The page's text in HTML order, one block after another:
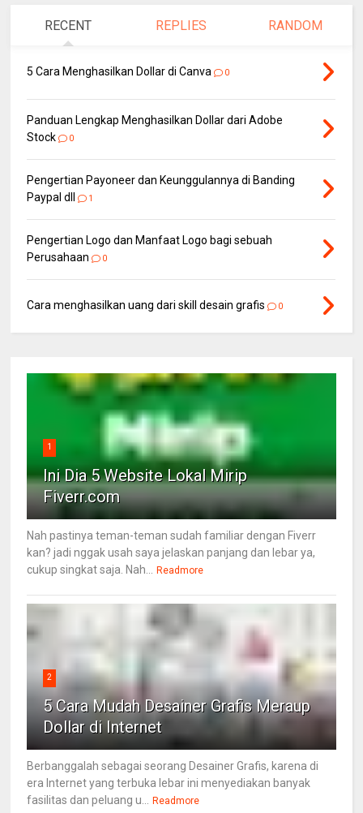
RECENT REPLIES RANDOM
5 Cara Menghasilkan Dollar di Canva 0
Panduan Lengkap Menghasilkan Dollar dari Adobe
Stock
0
Pengertian Payoneer dan Keunggulannya di Banding
Paypal dll
1
Pengertian Logo dan Manfaat Logo bagi sebuah
Perusahaan
0
Cara menghasilkan uang dari skill desain grafis 0
1
Ini Dia 5 Website Lokal Mirip
Fiverr.com
Nah pastinya teman-teman sudah familiar dengan Fiverr
kan? jadi nggak usah saya jelaskan panjang dan lebar ya,
cukup singkat saja. Nah... Readmore
2
5 Cara Mudah Desainer Grafis Meraup
Dollar di Internet
Berbanggalah sebagai seorang Desainer Grafis, karena di
era Internet yang terbuka lebar ini menyediakan banyak
fasilitas dan peluang u... Readmore